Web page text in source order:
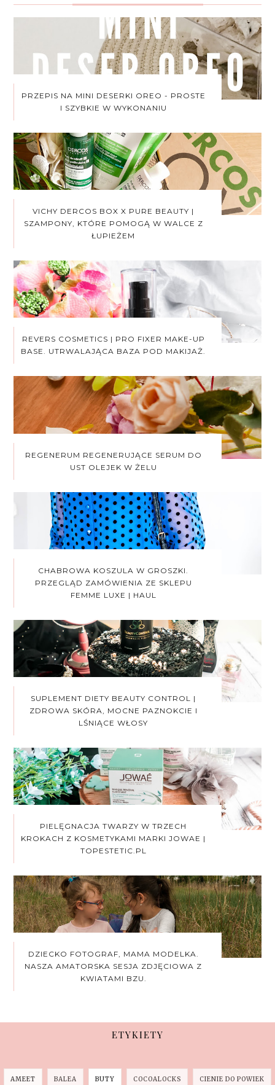
PRZEPIS NA MINI DESERKI OREO - PROSTE
I SZYBKIE W WYKONANIU
VICHY DERCOS BOX X PURE BEAUTY |
SZAMPONY, KTÓRE POMOGĄ W WALCE Z
ŁUPIEŻEM
REVERS COSMETICS | PRO FIXER MAKE-UP
BASE. UTRWALAJĄCA BAZA POD MAKIJAŻ.
REGENERUM REGENERUJĄCE SERUM DO
UST OLEJEK W ŻELU
CHABROWA KOSZULA W GROSZKI.
PRZEGLĄD ZAMÓWIENIA ZE SKLEPU
FEMME LUXE | HAUL
SUPLEMENT DIETY BEAUTY CONTROL |
ZDROWA SKÓRA, MOCNE PAZNOKCIE I
LŚNIĄCE WŁOSY
PIELĘGNACJA TWARZY W TRZECH
KROKACH Z KOSMETYKAMI MARKI JOWAE |
TOPESTETIC.PL
DZIECKO FOTOGRAF, MAMA MODELKA.
NASZA AMATORSKA SESJA ZDJĘCIOWA Z
KWIATAMI BZU.
ETYKIETY
AMEET BALEA BUTY COCOALOCKS CIENIE DO POWIEK